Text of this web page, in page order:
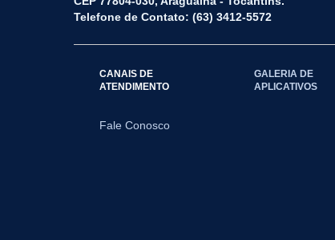
Telefone de Contato: (63) 3412-5572
CANAIS DE
ATENDIMENTO
Fale Conosco
GALERIA DE
APLICATIVOS